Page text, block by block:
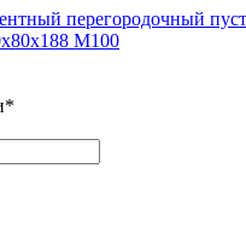
перегородочный
М100